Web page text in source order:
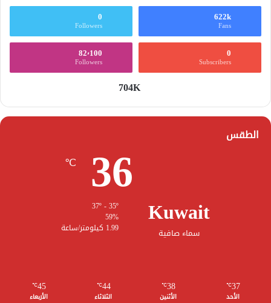
622k
Fans
0
Followers
0
Subscribers
82٬100
Followers
704K
الطقس
Kuwait
سماء صافية
36
℃
59%
1.99 كيلومتر/ساعة
37
℃
الأحد
38
℃
الأثنين
44
℃
الثلاثاء
45
℃
الأربعاء